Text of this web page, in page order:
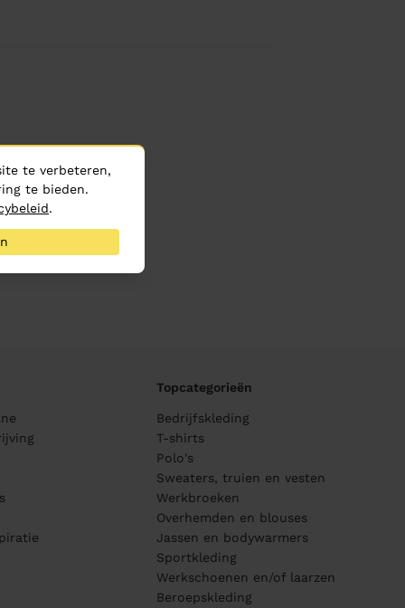
Topcategorieën
Bedrijfskleding
T-shirts
Polo's
Sweaters, truien en vesten
Werkbroeken
Overhemden en blouses
Jassen en bodywarmers
Sportkleding
Werkschoenen en/of laarzen
Beroepskleding
te verbeteren,
te bieden.
.